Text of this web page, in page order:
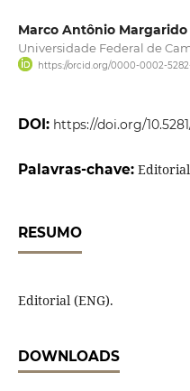
Marco Antônio Margarido
Universidade Federal de
https://orcid.org/0000-0002-
DOI: https://doi.org/
Palavras-chave:
RESUMO
Editorial (ENG).
DOWNLOADS